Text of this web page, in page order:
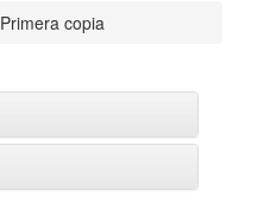
Primera copia